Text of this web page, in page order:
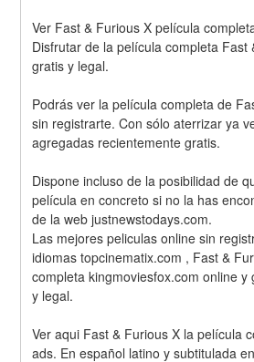
Ver Fast & Furious X película
Disfrutar de la película completa Fast
gratis y legal.
Podrás ver la película completa de
sin registrarte. Con sólo aterrizar ya
agregadas recientemente gratis.
Dispone incluso de la posibilidad de
película en concreto si no la has
de la web justnewstodays.com.
Las mejores peliculas online sin
idiomas topcinematix.com , Fast &
completa kingmoviesfox.com online y
y legal.
Ver aqui Fast & Furious X la película
ads. En español latino y subtitulada